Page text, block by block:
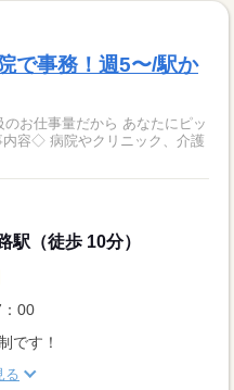
で事務！週5〜/駅か
のお仕事量だから あなたにピッ
駅（徒歩 10分）
00
です！
る